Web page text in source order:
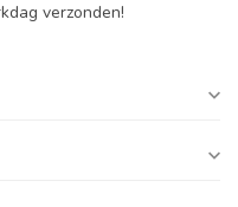
verzonden!